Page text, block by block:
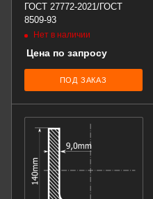
ГОСТ 27772-2021/ГОСТ
8509-93
Нет в наличии
Цена по запросу
ПОД ЗАКАЗ